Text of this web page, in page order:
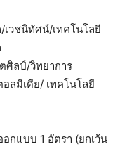
วชนิทัศน์/เทคโนโลยี
ศิลป์/วิทยาการ
ลมีเดีย/ เทคโนโลยี
กแบบ 1 อัตรา (ยกเว้น